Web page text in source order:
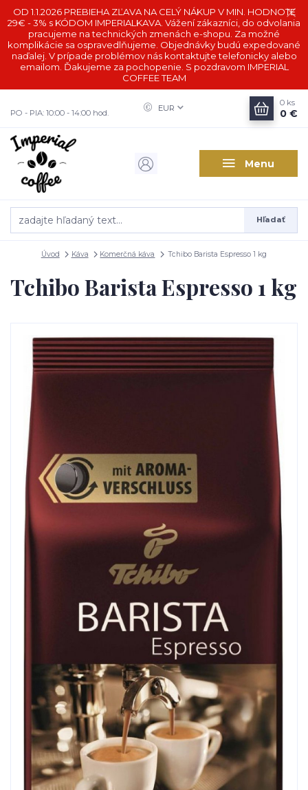
OD 1.1.2026 PREBIEHA ZĽAVA NA CELÝ NÁKUP V MIN. HODNOTE
29€ - 3% s KÓDOM IMPERIALKAVA. Vážení zákazníci, do odvolania
pracujeme na technických zmenách e-shopu. Za možné
komplikácie sa ospravedlňujeme. Objednávky budú expedované
naďalej. V prípade problémov nás kontaktujte telefonicky alebo
emailom. Ďakujeme za pochopenie. S pozdravom IMPERIAL
COFFEE TEAM
Menu
EUR
Hľadať
PO - PIA: 10:00 - 14:00 hod.
0 ks
0 €
Úvod Káva Komerčná káva Tchibo Barista Espresso 1 kg
Tchibo Barista Espresso 1 kg